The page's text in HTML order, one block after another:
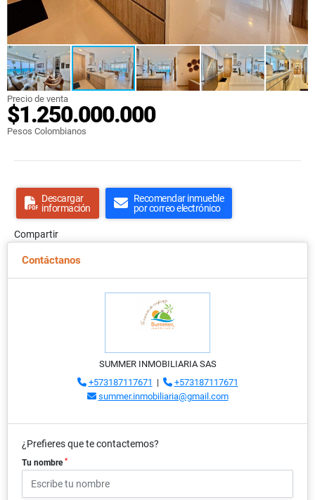
Precio de venta
$1.250.000.000
Pesos Colombianos
Descargar
información
Recomendar inmueble
por correo electrónico
Compartir
Contáctanos
SUMMER INMOBILIARIA SAS
+573187117671 |
+573187117671
summer.inmobiliaria@gmail.com
¿Prefieres que te contactemos?
Tu nombre *